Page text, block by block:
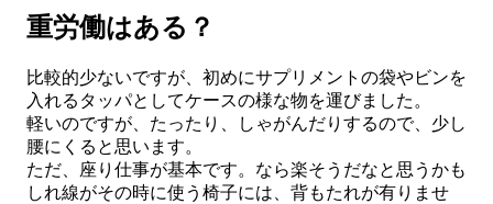
重労働はある？
比較的少ないですが、初めにサプリメントの袋やビンを
入れるタッパとしてケースの様な物を運びました。
軽いのですが、たったり、しゃがんだりするので、少し
腰にくると思います。
ただ、座り仕事が基本です。なら楽そうだなと思うかも
しれ線がその時に使う椅子には、背もたれが有りませ